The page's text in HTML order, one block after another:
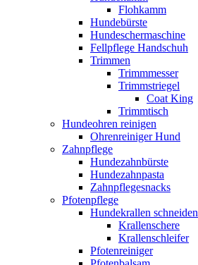
Flohkamm
Hundebürste
Hundeschermaschine
Fellpflege Handschuh
Trimmen
Trimmmesser
Trimmstriegel
Coat King
Trimmtisch
Hundeohren reinigen
Ohrenreiniger Hund
Zahnpflege
Hundezahnbürste
Hundezahnpasta
Zahnpflegesnacks
Pfotenpflege
Hundekrallen schneiden
Krallenschere
Krallenschleifer
Pfotenreiniger